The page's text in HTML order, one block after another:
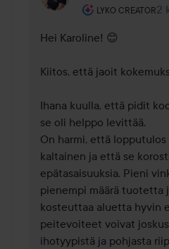
LYKO CREATOR
Käyttäjän rooli: 2
Hei Karoline! 😊
Kiitos, että jaoit
Ihana kuulla, että pidit
se oli helppo levittää.
On harmi, että
kaltainen ja että se
epätasaisuuksia. Pieni
pienempi määrä tuotetta
kosteuttaa aluetta hyvin
peitevoiteet voivat
ihotyypistä ja pohjasta